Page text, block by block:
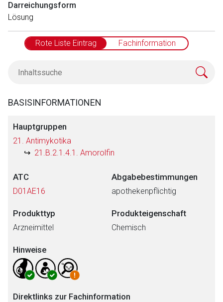
Darreichungsform
Lösung
Rote Liste Eintrag Fachinformation
BASISINFORMATIONEN
Hauptgruppen
21. Antimykotika
21.B.2.1.4.1. Amorolfin
ATC
D01AE16
Abgabebestimmungen
apothekenpflichtig
Produkttyp
Arzneimittel
Produkteigenschaft
Chemisch
Hinweise
Direktlinks zur Fachinformation